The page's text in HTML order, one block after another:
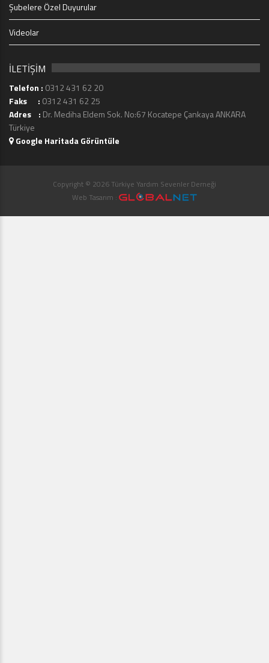
Şubelere Özel Duyurular
Videolar
İLETİŞİM
Telefon : 0312 431 62 20
Faks : 0312 431 62 25
Adres : Dr. Mediha Eldem Sok. No:67 Kocatepe Çankaya ANKARA
Türkiye
Google Haritada Görüntüle
Copyright © 2026 Türkiye Yardım Sevenler Derneği
Web Tasarım :